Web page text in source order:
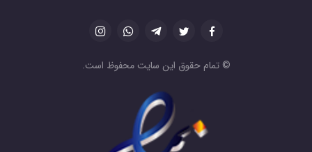
© تمام حقوق این سایت محفوظ است.